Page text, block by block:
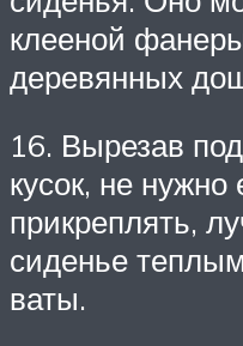
клееной
деревянных
16. Вырезав
кусок, не нужно
прикреплять,
сиденье
ваты.